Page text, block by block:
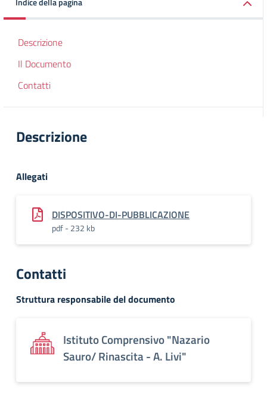
Descrizione
Il Documento
Contatti
Descrizione
Allegati
DISPOSITIVO-DI-PUBBLICAZIONE
pdf - 232 kb
Contatti
Struttura responsabile del documento
Istituto Comprensivo "Nazario
Sauro/ Rinascita - A. Livi"